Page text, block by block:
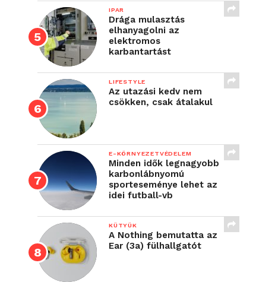
IPAR
Drága mulasztás
elhanyagolni az
elektromos
karbantartást
LIFESTYLE
Az utazási kedv nem
csökken, csak átalakul
E-KÖRNYEZETVÉDELEM
Minden idők legnagyobb
karbonlábnyomú
sporteseménye lehet az
idei futball-vb
KÜTYÜK
A Nothing bemutatta az
Ear (3a) fülhallgatót